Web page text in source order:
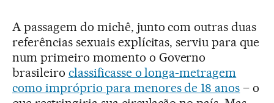
A passagem do michê, junto com outras duas
referências sexuais explícitas, serviu para que
num primeiro momento o Governo
brasileiro classificasse o longa-metragem
como impróprio para menores de 18 anos – o